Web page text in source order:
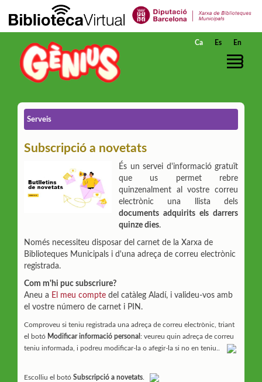
Salta al contingut principal
Ca Es En
Serveis
Subscripció a novetats
És un servei d'informació gratuït
que us permet rebre
quinzenalment al vostre correu
electrònic una llista dels
documents adquirits els darrers
quinze dies.
Només necessiteu disposar del carnet de la Xarxa de
Biblioteques Municipals i d'una adreça de correu electrònic
registrada.
Com m'hi puc subscriure?
Aneu a El meu compte del catàleg Aladí, i valideu-vos amb
el vostre número de carnet i PIN.
Comproveu si teniu registrada una adreça de correu electrònic, triant
el botó Modificar informació personal : veureu quin adreça de correu
teniu informada, i podreu modificar-la o afegir-la si no en teniu..
Escolliu el botó Subscripció a novetats.